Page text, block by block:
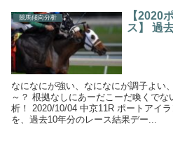
競馬傾向分析
【2020
ス】 過
なになにが強い、なになにが調子よい
～？ 根拠なしにあーだこーだ喚くで
析！ 2020/10/04 中京11R ポートアイ
を、過去10年分のレース結果デー...